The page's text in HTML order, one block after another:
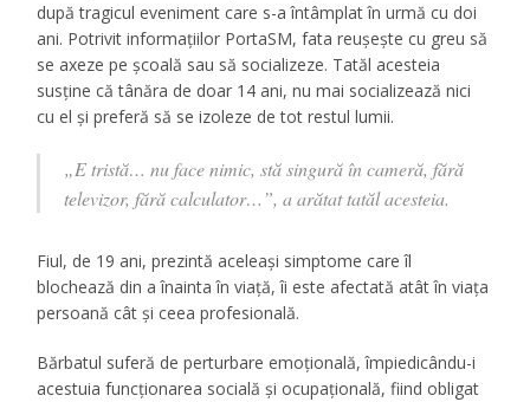
după tragicul eveniment care s-a întâmplat în urmă cu doi
ani. Potrivit informaţiilor PortaSM, fata reușește cu greu să
se axeze pe școală sau să socializeze. Tatăl acesteia
susține că tânăra de doar 14 ani, nu mai socializează nici
cu el și preferă să se izoleze de tot restul lumii.
„E tristă… nu face nimic, stă singură în cameră, fără
televizor, fără calculator…”, a arătat tatăl acesteia.
Fiul, de 19 ani, prezintă aceleași simptome care îl
blochează din a înainta în viață, îi este afectată atât în viața
persoană cât și ceea profesională.
Bărbatul suferă de perturbare emoțională, împiedicându-i
acestuia funcționarea socială și ocupațională, fiind obligat